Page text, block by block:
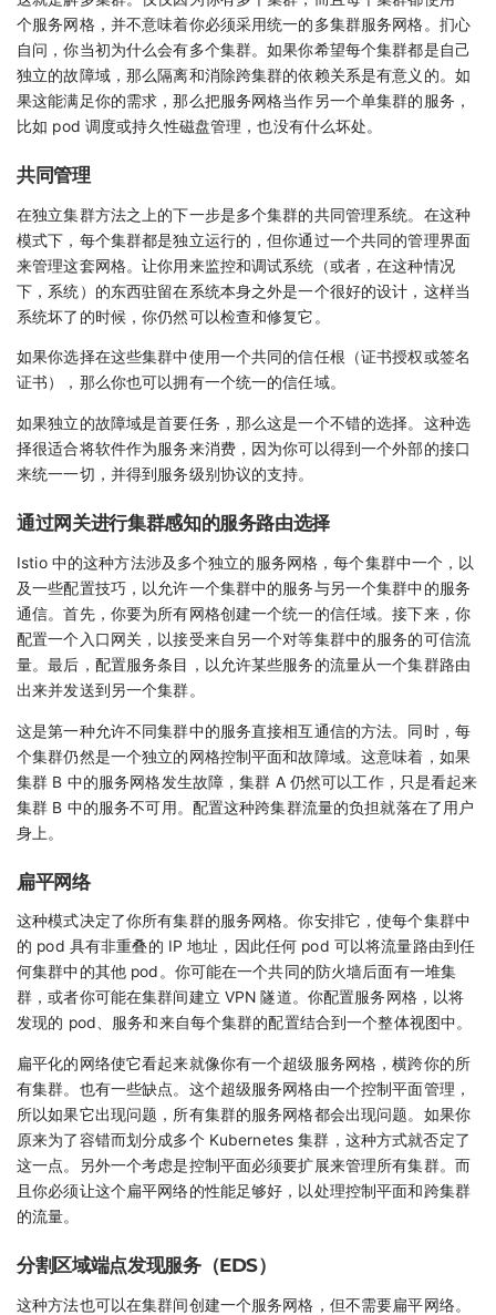
个服务网格，并不意味着你必须采用统一的多集群服务网格。扪心
自问，你当初为什么会有多个集群。如果你希望每个集群都是自己
独立的故障域，那么隔离和消除跨集群的依赖关系是有意义的。如
果这能满足你的需求，那么把服务网格当作另一个单集群的服务，
比如 pod 调度或持久性磁盘管理，也没有什么坏处。
共同管理
在独立集群方法之上的下一步是多个集群的共同管理系统。在这种
模式下，每个集群都是独立运行的，但你通过一个共同的管理界面
来管理这套网格。让你用来监控和调试系统（或者，在这种情况
下，系统）的东西驻留在系统本身之外是一个很好的设计，这样当
系统坏了的时候，你仍然可以检查和修复它。
如果你选择在这些集群中使用一个共同的信任根（证书授权或签名
证书），那么你也可以拥有一个统一的信任域。
如果独立的故障域是首要任务，那么这是一个不错的选择。这种选
择很适合将软件作为服务来消费，因为你可以得到一个外部的接口
来统一一切，并得到服务级别协议的支持。
通过网关进行集群感知的服务路由选择
Istio 中的这种方法涉及多个独立的服务网格，每个集群中一个，以
及一些配置技巧，以允许一个集群中的服务与另一个集群中的服务
通信。首先，你要为所有网格创建一个统一的信任域。接下来，你
配置一个入口网关，以接受来自另一个对等集群中的服务的可信流
量。最后，配置服务条目，以允许某些服务的流量从一个集群路由
出来并发送到另一个集群。
这是第一种允许不同集群中的服务直接相互通信的方法。同时，每
个集群仍然是一个独立的网格控制平面和故障域。这意味着，如果
集群 B 中的服务网格发生故障，集群 A 仍然可以工作，只是看起来
集群 B 中的服务不可用。配置这种跨集群流量的负担就落在了用户
身上。
扁平网络
这种模式决定了你所有集群的服务网格。你安排它，使每个集群中
的 pod 具有非重叠的 IP 地址，因此任何 pod 可以将流量路由到任
何集群中的其他 pod。你可能在一个共同的防火墙后面有一堆集
群，或者你可能在集群间建立 VPN 隧道。你配置服务网格，以将
发现的 pod、服务和来自每个集群的配置结合到一个整体视图中。
扁平化的网络使它看起来就像你有一个超级服务网格，横跨你的所
有集群。也有一些缺点。这个超级服务网格由一个控制平面管理，
所以如果它出现问题，所有集群的服务网格都会出现问题。如果你
原来为了容错而划分成多个 Kubernetes 集群，这种方式就否定了
这一点。另外一个考虑是控制平面必须要扩展来管理所有集群。而
且你必须让这个扁平网络的性能足够好，以处理控制平面和跨集群
的流量。
分割区域端点发现服务（EDS）
这种方法也可以在集群间创建一个服务网格，但不需要扁平网络。